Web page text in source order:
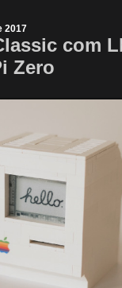
2017
com
Zero